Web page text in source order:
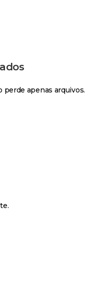
perde apenas arquivos.